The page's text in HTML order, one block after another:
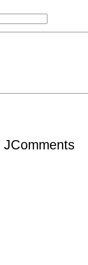
JComments